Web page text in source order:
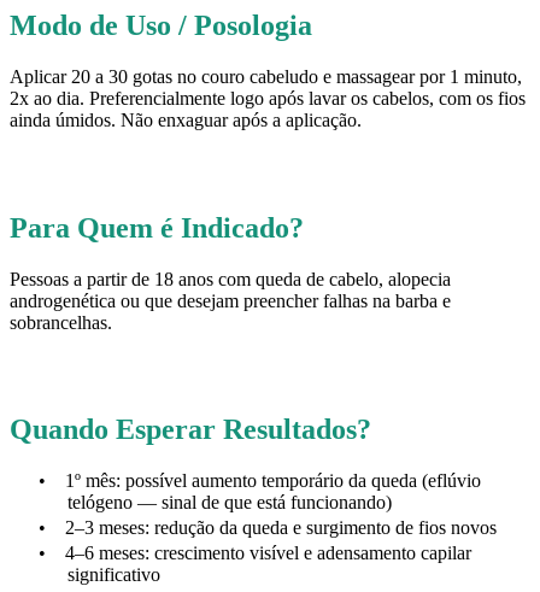
Modo de Uso / Posologia
Aplicar 20 a 30 gotas no couro cabeludo e massagear por 1 minuto,
2x ao dia. Preferencialmente logo após lavar os cabelos, com os fios
ainda úmidos. Não enxaguar após a aplicação.
Para Quem é Indicado?
Pessoas a partir de 18 anos com queda de cabelo, alopecia
androgenética ou que desejam preencher falhas na barba e
sobrancelhas.
Quando Esperar Resultados?
•
1º mês: possível aumento temporário da queda (eflúvio
telógeno — sinal de que está funcionando)
•
2–3 meses: redução da queda e surgimento de fios novos
•
4–6 meses: crescimento visível e adensamento capilar
significativo